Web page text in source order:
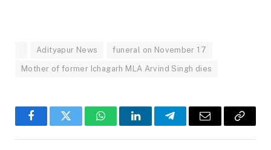
Adityapur News funeral on November 17
Mother of former Ichagarh MLA Arvind Singh dies
FacebookTwitter WhatsAppLinkedInTelegramEmail
Copy